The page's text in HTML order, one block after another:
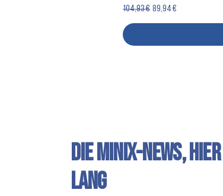
Standardpreis
104,93 € Sale-Preis
89,94 €
Die Minix-News, HIER
LANG